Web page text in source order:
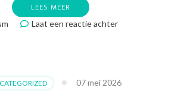
LEES MEER
Laat een reactie achterop
Inclusive
07 mei 2026